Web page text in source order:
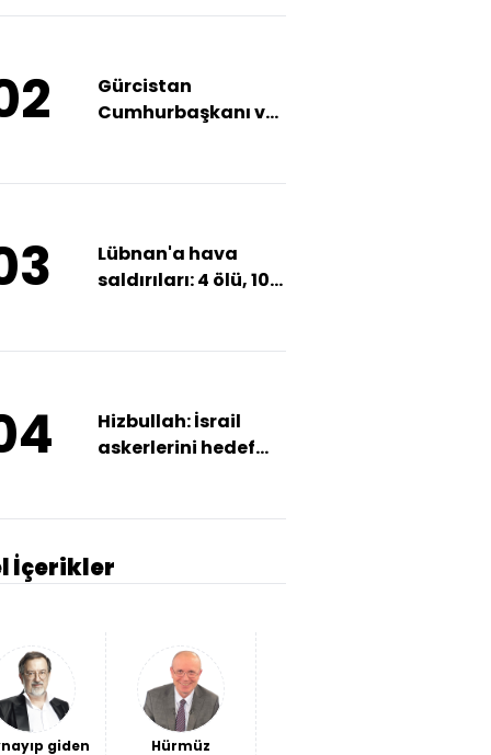
İçerikler
giden
Hürmüz
Gürcistan
Cumhurbaşkanı ve
protestosu
Lübnan'a hava
saldırıları: 4 ölü, 10
Hizbullah: İsrail
askerlerini hedef